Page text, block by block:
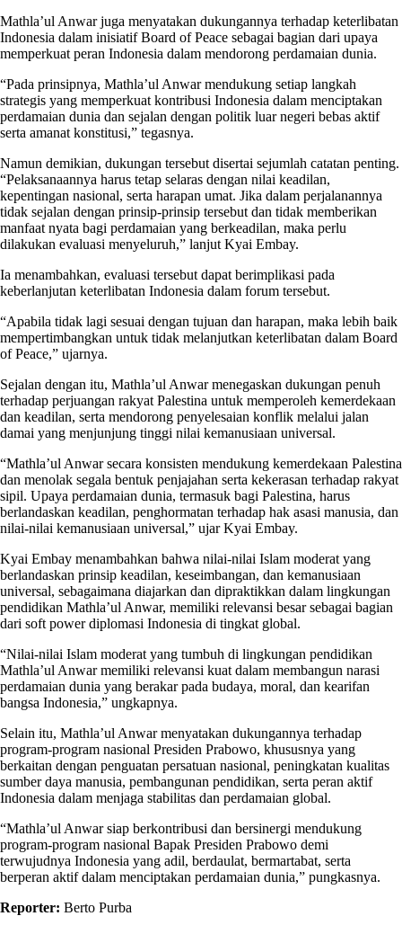
Mathla’ul Anwar juga menyatakan dukungannya terhadap keterlibatan
Indonesia dalam inisiatif Board of Peace sebagai bagian dari upaya
memperkuat peran Indonesia dalam mendorong perdamaian dunia.
“Pada prinsipnya, Mathla’ul Anwar mendukung setiap langkah
strategis yang memperkuat kontribusi Indonesia dalam menciptakan
perdamaian dunia dan sejalan dengan politik luar negeri bebas aktif
serta amanat konstitusi,” tegasnya.
Namun demikian, dukungan tersebut disertai sejumlah catatan penting.
“Pelaksanaannya harus tetap selaras dengan nilai keadilan,
kepentingan nasional, serta harapan umat. Jika dalam perjalanannya
tidak sejalan dengan prinsip-prinsip tersebut dan tidak memberikan
manfaat nyata bagi perdamaian yang berkeadilan, maka perlu
dilakukan evaluasi menyeluruh,” lanjut Kyai Embay.
Ia menambahkan, evaluasi tersebut dapat berimplikasi pada
keberlanjutan keterlibatan Indonesia dalam forum tersebut.
“Apabila tidak lagi sesuai dengan tujuan dan harapan, maka lebih baik
mempertimbangkan untuk tidak melanjutkan keterlibatan dalam Board
of Peace,” ujarnya.
Sejalan dengan itu, Mathla’ul Anwar menegaskan dukungan penuh
terhadap perjuangan rakyat Palestina untuk memperoleh kemerdekaan
dan keadilan, serta mendorong penyelesaian konflik melalui jalan
damai yang menjunjung tinggi nilai kemanusiaan universal.
“Mathla’ul Anwar secara konsisten mendukung kemerdekaan Palestina
dan menolak segala bentuk penjajahan serta kekerasan terhadap rakyat
sipil. Upaya perdamaian dunia, termasuk bagi Palestina, harus
berlandaskan keadilan, penghormatan terhadap hak asasi manusia, dan
nilai-nilai kemanusiaan universal,” ujar Kyai Embay.
Kyai Embay menambahkan bahwa nilai-nilai Islam moderat yang
berlandaskan prinsip keadilan, keseimbangan, dan kemanusiaan
universal, sebagaimana diajarkan dan dipraktikkan dalam lingkungan
pendidikan Mathla’ul Anwar, memiliki relevansi besar sebagai bagian
dari soft power diplomasi Indonesia di tingkat global.
“Nilai-nilai Islam moderat yang tumbuh di lingkungan pendidikan
Mathla’ul Anwar memiliki relevansi kuat dalam membangun narasi
perdamaian dunia yang berakar pada budaya, moral, dan kearifan
bangsa Indonesia,” ungkapnya.
Selain itu, Mathla’ul Anwar menyatakan dukungannya terhadap
program-program nasional Presiden Prabowo, khususnya yang
berkaitan dengan penguatan persatuan nasional, peningkatan kualitas
sumber daya manusia, pembangunan pendidikan, serta peran aktif
Indonesia dalam menjaga stabilitas dan perdamaian global.
“Mathla’ul Anwar siap berkontribusi dan bersinergi mendukung
program-program nasional Bapak Presiden Prabowo demi
terwujudnya Indonesia yang adil, berdaulat, bermartabat, serta
berperan aktif dalam menciptakan perdamaian dunia,” pungkasnya.
Reporter: Berto Purba